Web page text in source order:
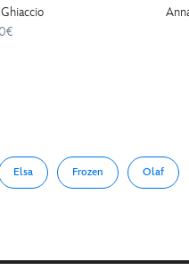
Elsa Frozen Olaf